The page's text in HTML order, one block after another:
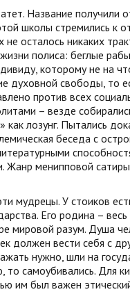
Название получили
школы стремились к
осталось никаких
полиса: беглые
которому не на
духовной свободы, то
против всех
– везде
лозунг. Пытались
беседа с
Жанр менипповой
мудрецы. У стоиков
Его родина –
мировой разум. Душа
должен вести себя с
нужно, шли на
самоубивались. Для
им был важен